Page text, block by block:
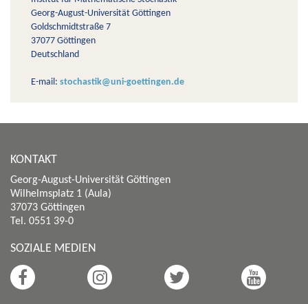
Georg-August-Universität Göttingen
Goldschmidtstraße 7
37077 Göttingen
Deutschland
E-mail: stochastik@uni-goettingen.de
KONTAKT
Georg-August-Universität Göttingen
Wilhelmsplatz 1 (Aula)
37073 Göttingen
Tel. 0551 39-0
SOZIALE MEDIEN